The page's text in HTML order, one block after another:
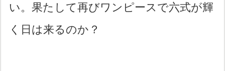
い。果たして再びワンピースで六式が輝
く日は来るのか？